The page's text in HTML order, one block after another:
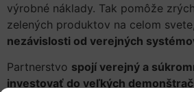
výrobné náklady. Tak pomôže
zelených produktov na celom
nezávislosti od verejných
Partnerstvo spojí verejný a
investovať do veľkých